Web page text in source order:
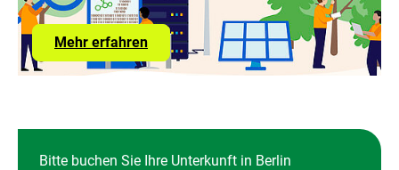
Mehr erfahren
Bitte buchen Sie Ihre Unterkunft in Berlin